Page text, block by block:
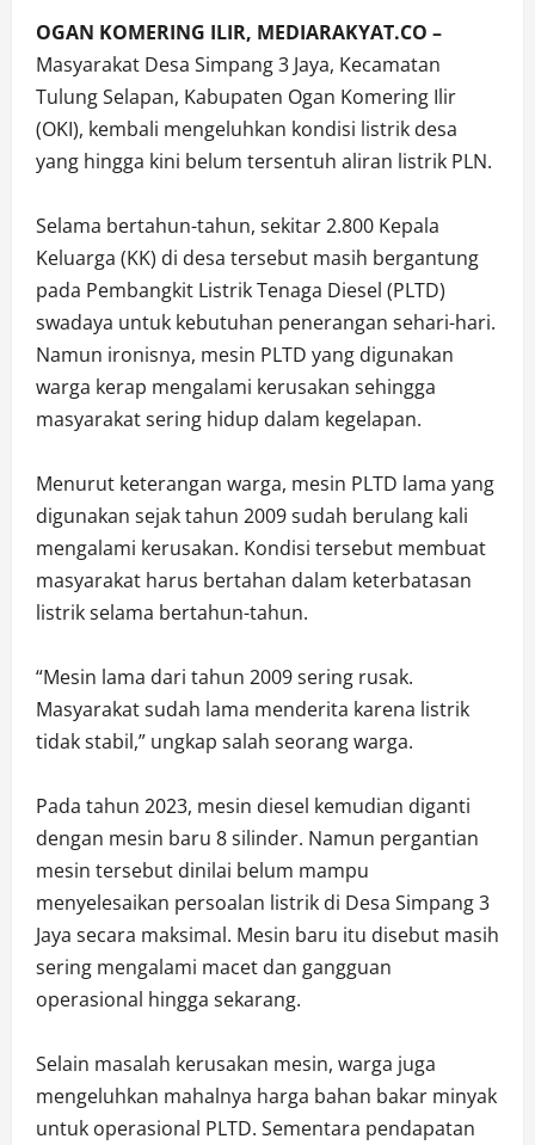
OGAN KOMERING ILIR, MEDIARAKYAT.CO –
Masyarakat Desa Simpang 3 Jaya, Kecamatan
Tulung Selapan, Kabupaten Ogan Komering Ilir
(OKI), kembali mengeluhkan kondisi listrik desa
yang hingga kini belum tersentuh aliran listrik PLN.
Selama bertahun-tahun, sekitar 2.800 Kepala
Keluarga (KK) di desa tersebut masih bergantung
pada Pembangkit Listrik Tenaga Diesel (PLTD)
swadaya untuk kebutuhan penerangan sehari-hari.
Namun ironisnya, mesin PLTD yang digunakan
warga kerap mengalami kerusakan sehingga
masyarakat sering hidup dalam kegelapan.
Menurut keterangan warga, mesin PLTD lama yang
digunakan sejak tahun 2009 sudah berulang kali
mengalami kerusakan. Kondisi tersebut membuat
masyarakat harus bertahan dalam keterbatasan
listrik selama bertahun-tahun.
“Mesin lama dari tahun 2009 sering rusak.
Masyarakat sudah lama menderita karena listrik
tidak stabil,” ungkap salah seorang warga.
Pada tahun 2023, mesin diesel kemudian diganti
dengan mesin baru 8 silinder. Namun pergantian
mesin tersebut dinilai belum mampu
menyelesaikan persoalan listrik di Desa Simpang 3
Jaya secara maksimal. Mesin baru itu disebut masih
sering mengalami macet dan gangguan
operasional hingga sekarang.
Selain masalah kerusakan mesin, warga juga
mengeluhkan mahalnya harga bahan bakar minyak
untuk operasional PLTD. Sementara pendapatan